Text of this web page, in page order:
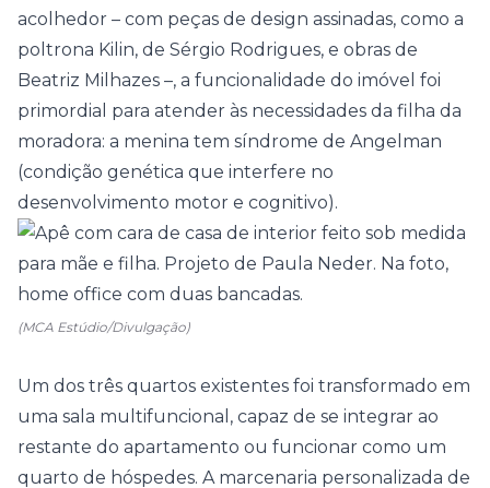
acolhedor – com peças de design assinadas, como a
poltrona Kilin, de Sérgio Rodrigues, e obras de
Beatriz Milhazes –, a funcionalidade do imóvel foi
primordial para atender às necessidades da filha da
moradora: a menina tem síndrome de Angelman
(condição genética que interfere no
desenvolvimento motor e cognitivo).
(MCA Estúdio/Divulgação)
Um dos três quartos existentes foi transformado em
uma sala multifuncional, capaz de se integrar ao
restante do apartamento ou funcionar como um
quarto de hóspedes. A marcenaria personalizada de